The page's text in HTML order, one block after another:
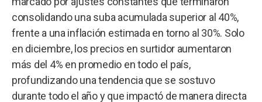
consolidando una suba acumulada superior al 40%,
frente a una inflación estimada en torno al 30%. Solo
en diciembre, los precios en surtidor aumentaron
más del 4% en promedio en todo el país,
profundizando una tendencia que se sostuvo
durante todo el año y que impactó de manera directa